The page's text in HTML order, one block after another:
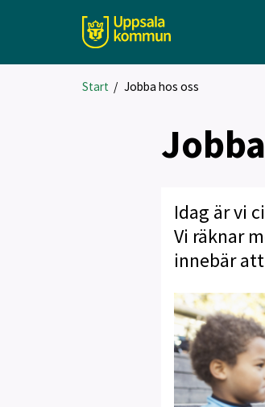
Start / Jobba hos oss
Idag är vi
Vi räknar
innebär